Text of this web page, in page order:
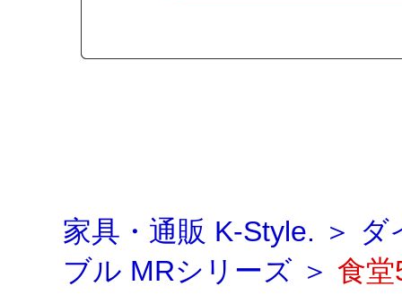
家具・通販 K-Style. ＞ ダ
ブル MRシリーズ ＞ 食